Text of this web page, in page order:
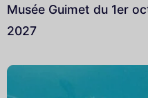
Musée Guimet du 1er
2027